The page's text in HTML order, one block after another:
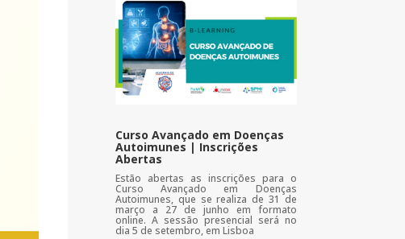
Curso Avançado em Doenças
Autoimunes | Inscrições
Abertas
Estão abertas as inscrições para o
Curso Avançado em Doenças
Autoimunes, que se realiza de 31 de
março a 27 de junho em formato
online. A sessão presencial será no
dia 5 de setembro, em Lisboa